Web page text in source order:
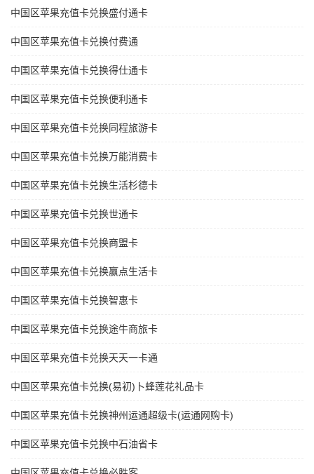
中国区苹果充值卡兑换盛付通卡
中国区苹果充值卡兑换付费通
中国区苹果充值卡兑换得仕通卡
中国区苹果充值卡兑换便利通卡
中国区苹果充值卡兑换同程旅游卡
中国区苹果充值卡兑换万能消费卡
中国区苹果充值卡兑换生活杉德卡
中国区苹果充值卡兑换世通卡
中国区苹果充值卡兑换商盟卡
中国区苹果充值卡兑换赢点生活卡
中国区苹果充值卡兑换智惠卡
中国区苹果充值卡兑换途牛商旅卡
中国区苹果充值卡兑换天天一卡通
中国区苹果充值卡兑换(易初)卜蜂莲花礼品卡
中国区苹果充值卡兑换神州运通超级卡(运通网购卡)
中国区苹果充值卡兑换中石油省卡